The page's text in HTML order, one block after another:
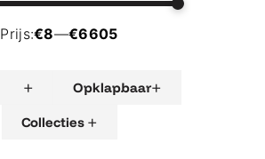
Prijs:€8—€6605
+ Opklapbaar+
Collecties +